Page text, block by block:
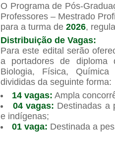
O Programa de Pós-
Professores – Mestrado
para a turma de 2026,
Distribuição de Vagas:
Para este edital serão
a portadores de diploma
Biologia, Física,
divididas da seguinte forma:
14 vagas: Ampla
04 vagas: Destinadas a
e indígenas;
01 vaga: Destinada a
Guia de boas práticas